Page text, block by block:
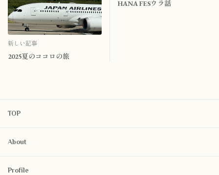
新しい記事
2025夏のココロの旅
HANA FESウラ話
TOP
About
Profile